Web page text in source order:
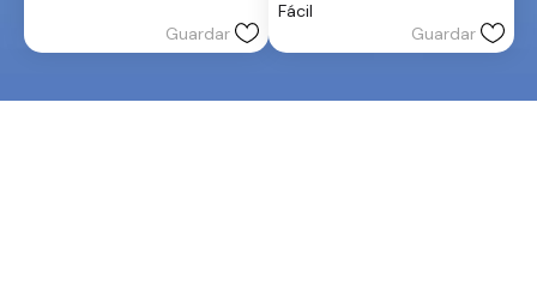
Guardar
estrellas.
Fácil
Guardar